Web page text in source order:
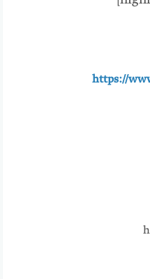
https://